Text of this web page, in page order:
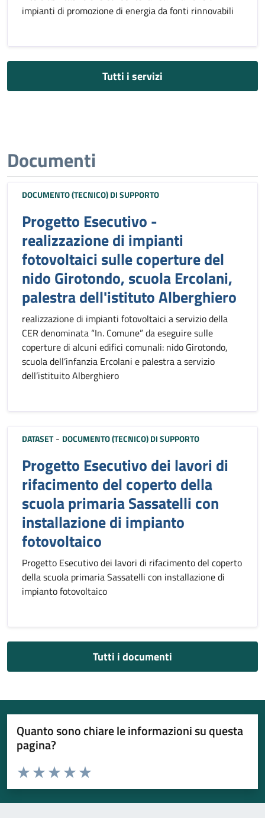
impianti di promozione di energia da fonti rinnovabili
Tutti i servizi
Documenti
DOCUMENTO (TECNICO) DI SUPPORTO
Progetto Esecutivo -
realizzazione di impianti
fotovoltaici sulle coperture del
nido Girotondo, scuola Ercolani,
palestra dell'istituto Alberghiero
realizzazione di impianti fotovoltaici a servizio della
CER denominata “In. Comune” da eseguire sulle
coperture di alcuni edifici comunali: nido Girotondo,
scuola dell’infanzia Ercolani e palestra a servizio
dell’istituito Alberghiero
DATASET- DOCUMENTO (TECNICO) DI SUPPORTO
Progetto Esecutivo dei lavori di
rifacimento del coperto della
scuola primaria Sassatelli con
installazione di impianto
fotovoltaico
Progetto Esecutivo dei lavori di rifacimento del coperto
della scuola primaria Sassatelli con installazione di
impianto fotovoltaico
Tutti i documenti
Quanto sono chiare le informazioni su questa
pagina?
Valuta da 1 a 5 stelle la pagina
Valuta 5 stelle su 5
Valuta 4 stelle su 5
Valuta 3 stelle su 5
Valuta 2 stelle su 5
Valuta 1 stelle su 5